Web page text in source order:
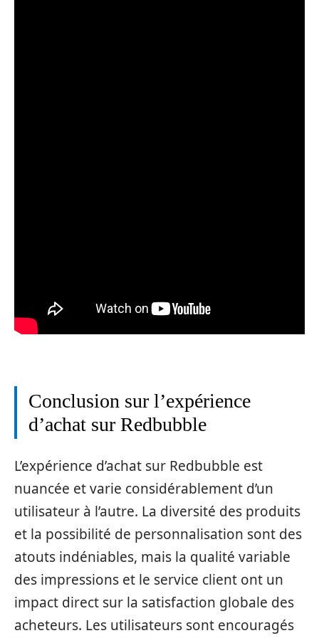
Conclusion sur l’expérience
d’achat sur Redbubble
L’expérience d’achat sur Redbubble est
nuancée et varie considérablement d’un
utilisateur à l’autre. La diversité des produits
et la possibilité de personnalisation sont des
atouts indéniables, mais la qualité variable
des impressions et le service client ont un
impact direct sur la satisfaction globale des
acheteurs. Les utilisateurs sont encouragés